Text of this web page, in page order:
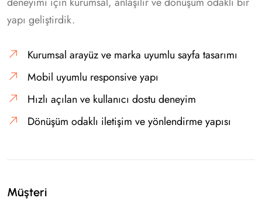
yapı geliştirdik.
Kurumsal arayüz ve marka uyumlu sayfa tasarımı
Mobil uyumlu responsive yapı
Hızlı açılan ve kullanıcı dostu deneyim
Dönüşüm odaklı iletişim ve yönlendirme yapısı
Müşteri